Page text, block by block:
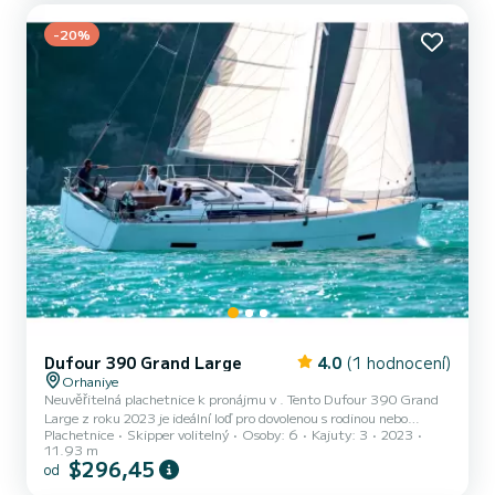
projektem odborník na SamBoat.
-20%
Dufour 390 Grand Large 4.0 (1 hodnocení)
Orhaniye
Neuvěřitelná plachetnice k pronájmu v . Tento Dufour 390 Grand
Large z roku 2023 je ideální loď pro dovolenou s rodinou nebo
přáteli. Loď má 3 plně vybavené kajuty a kapacitu 6 osob. S
celkovou délkou 12 metrů bude vaším nejlepším spojencem pro
strávení výjimečné dovolené na vodě v okolí Pro vaše pohodlí má Sail
Plachetnice Skipper volitelný Osoby: 6 Kajuty: 3
2023
11.93 m
od $296,45